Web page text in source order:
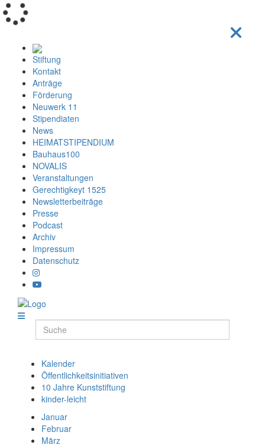
Stiftung
Kontakt
Anträge
Förderung
Neuwerk 11
Stipendiaten
News
HEIMATSTIPENDIUM
Bauhaus100
NOVALIS
Veranstaltungen
Gerechtigkeyt 1525
Newsletterbeiträge
Presse
Podcast
Archiv
Impressum
Datenschutz
Kalender
Öffentlichkeitsinitiativen
10 Jahre Kunststiftung
kinder-leicht
Januar
Februar
März